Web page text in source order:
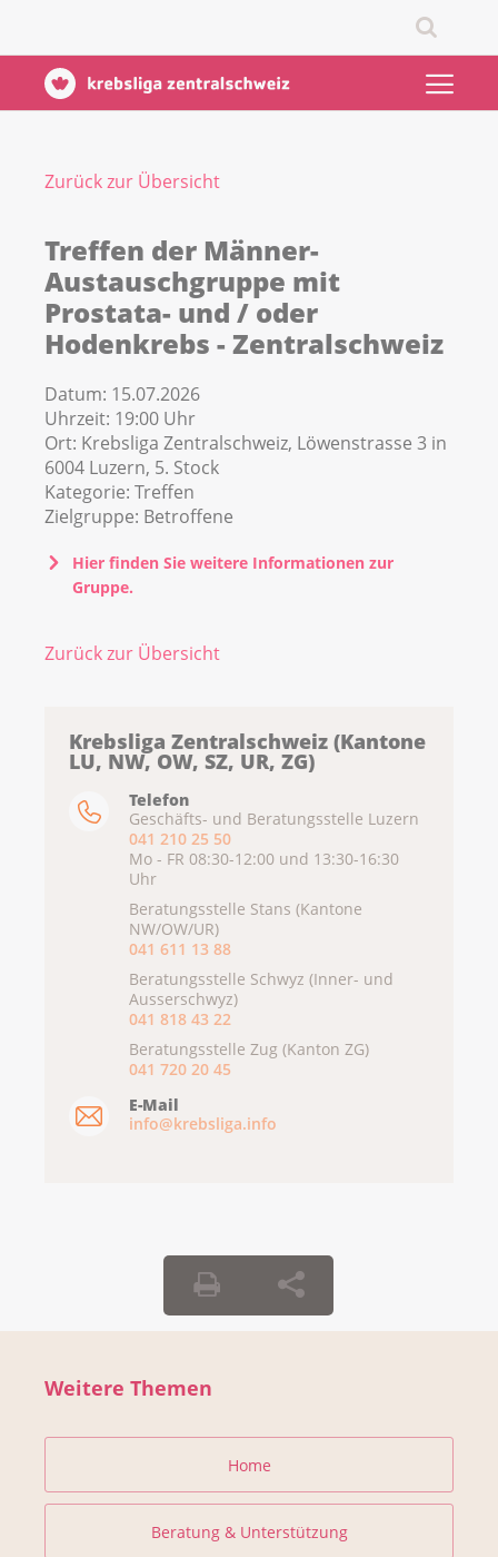
Zurück zur Übersicht
Treffen der Männer-
Austauschgruppe mit
Prostata- und / oder
Hodenkrebs - Zentralschweiz
Datum: 15.07.2026
Uhrzeit: 19:00 Uhr
Ort: Krebsliga Zentralschweiz, Löwenstrasse 3 in
6004 Luzern, 5. Stock
Kategorie: Treffen
Zielgruppe: Betroffene
Hier finden Sie weitere Informationen zur
Gruppe.
Zurück zur Übersicht
Krebsliga Zentralschweiz (Kantone
LU, NW, OW, SZ, UR, ZG)
Telefon
Geschäfts- und Beratungsstelle Luzern
041 210 25 50
Mo - FR 08:30-12:00 und 13:30-16:30
Uhr
Beratungsstelle Stans (Kantone
NW/OW/UR)
041 611 13 88
Beratungsstelle Schwyz (Inner- und
Ausserschwyz)
041 818 43 22
Beratungsstelle Zug (Kanton ZG)
041 720 20 45
E-Mail
info@krebsliga.info
Weitere Themen
Home
Beratung & Unterstützung